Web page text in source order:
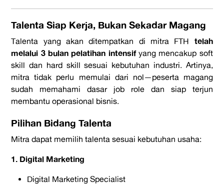
Talenta Siap Kerja, Bukan Sekadar Magang
Talenta yang akan ditempatkan di mitra FTH telah
melalui 3 bulan pelatihan intensifyang mencakup soft
skill dan hard skill sesuai kebutuhan industri. Artinya,
mitra tidak perlu memulai dari nol—peserta magang
sudah memahami dasar job role dan siap terjun
membantu operasional bisnis.
Pilihan Bidang Talenta
Mitra dapat memilih talenta sesuai kebutuhan usaha:
1. Digital Marketing
Digital Marketing Specialist